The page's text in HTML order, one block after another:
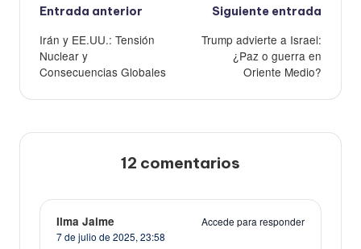
Navegación
entradas
Entrada anterior
Irán y EE.UU.: Tensión
Nuclear y
Consecuencias Globales
Siguiente entrada
Trump advierte a Israel:
¿Paz o guerra en
Oriente Medio?
12 comentarios
Ilma Jaime
Accede para responder
7 de julio de 2025, 23:58